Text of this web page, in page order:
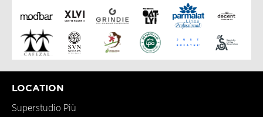
LOCATION
Superstudio Più